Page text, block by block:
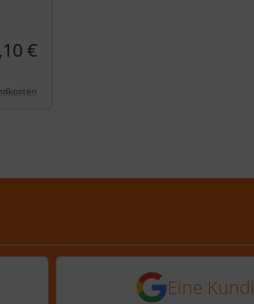
€
von 5 Sternen
einer Kundin vor 12
5 von 5Eine